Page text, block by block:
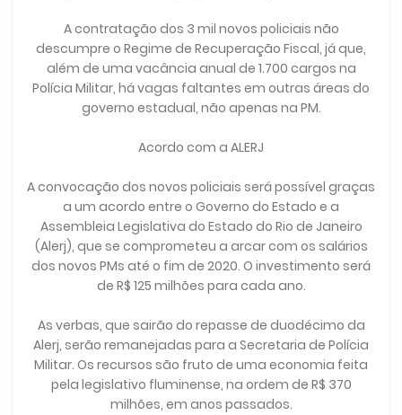
A contratação dos 3 mil novos policiais não
descumpre o Regime de Recuperação Fiscal, já que,
além de uma vacância anual de 1.700 cargos na
Polícia Militar, há vagas faltantes em outras áreas do
governo estadual, não apenas na PM.
Acordo com a ALERJ
A convocação dos novos policiais será possível graças
a um acordo entre o Governo do Estado e a
Assembleia Legislativa do Estado do Rio de Janeiro
(Alerj), que se comprometeu a arcar com os salários
dos novos PMs até o fim de 2020. O investimento será
de R$ 125 milhões para cada ano.
As verbas, que sairão do repasse de duodécimo da
Alerj, serão remanejadas para a Secretaria de Polícia
Militar. Os recursos são fruto de uma economia feita
pela legislativo fluminense, na ordem de R$ 370
milhões, em anos passados.